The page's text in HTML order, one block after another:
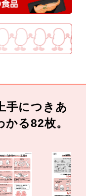
手につきあ
る82枚。